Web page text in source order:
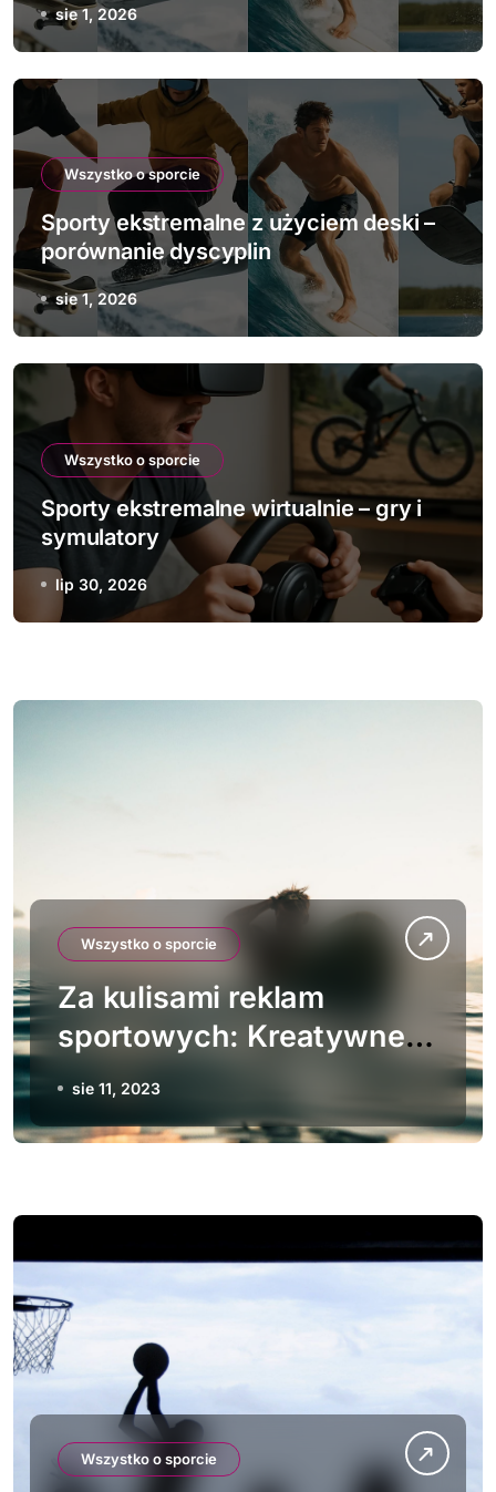
sie 1, 2026
Wszystko o sporcie
Sporty ekstremalne z użyciem deski –
porównanie dyscyplin
sie 1, 2026
Wszystko o sporcie
Sporty ekstremalne wirtualnie – gry i
symulatory
lip 30, 2026
Wszystko o sporcie
Za kulisami reklam
sportowych: Kreatywne
partnerstwa i efektywne
sie 11, 2023
Wszystko o sporcie